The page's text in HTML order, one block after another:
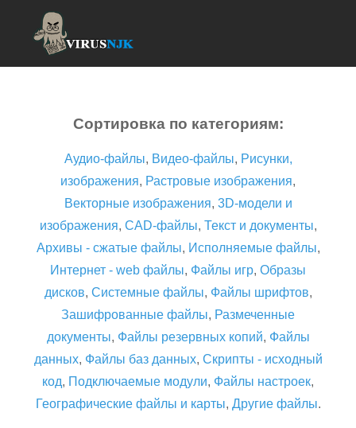
Сортировка по категориям:
Аудио-файлы, Видео-файлы, Рисунки,
изображения, Растровые изображения,
Векторные изображения, 3D-модели и
изображения, CAD-файлы, Текст и документы,
Архивы - сжатые файлы, Исполняемые файлы,
Интернет - web файлы, Файлы игр, Образы
дисков, Системные файлы, Файлы шрифтов,
Зашифрованные файлы, Размеченные
документы, Файлы резервных копий, Файлы
данных, Файлы баз данных, Скрипты - исходный
код, Подключаемые модули, Файлы настроек,
Географические файлы и карты, Другие файлы.